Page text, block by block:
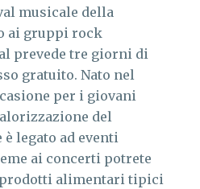
musicale della
ai gruppi rock
prevede tre giorni di
gratuito. Nato nel
per i giovani
del
legato ad eventi
ai concerti potrete
alimentari tipici